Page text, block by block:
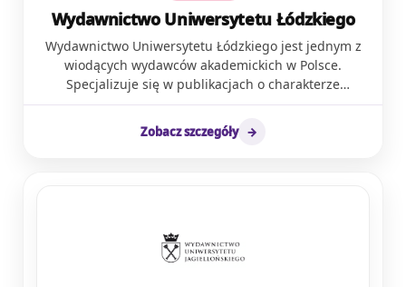
zgłaszają potrzebują często kompleksowej
pomocy.Realizujemy różnorodne działania, takie jak
dofinansowanie do diagnozy w fundacji dla osób w
trudnej sytuacji materialnej, udzielanie porad i
informacji, organizowanie spotkań stacjonarnych oraz
dyżurów online. Staramy się, aby każda osoba, która
się zgłasza otrzymała pomoc u nas albo w innych
Wydawnictwo Uniwersytetu Łódzkiego
Wydawnictwo Uniwersytetu Łódzkiego jest jednym z
wiodących wydawców akademickich w Polsce.
Specjalizuje się w publikacjach o charakterze
dydaktycznym, naukowym i popularnonaukowym,
współpracując z szerokim gronem ekspertów z kraju i
z zagranicy. Wydawnictwo UŁ promuje nowatorskie
Zobacz szczegóły →